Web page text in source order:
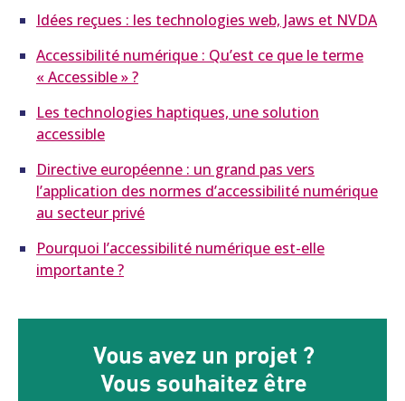
Idées reçues : les technologies web, Jaws et NVDA
Accessibilité numérique : Qu’est ce que le terme
« Accessible » ?
Les technologies haptiques, une solution
accessible
Directive européenne : un grand pas vers
l’application des normes d’accessibilité numérique
au secteur privé
Pourquoi l’accessibilité numérique est-elle
importante ?